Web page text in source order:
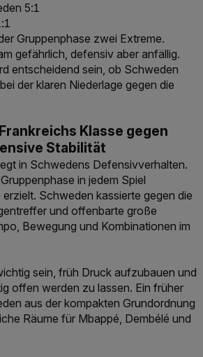
5:1
Gruppenphase zwei Extreme.
gefährlich, defensiv aber anfällig.
entscheidend sein, ob Schweden
der klaren Niederlage gegen die
Klasse gegen
Stabilität
in Schwedens Defensivverhalten.
in jedem Spiel
Schweden kassierte gegen die
und offenbarte große
Bewegung und Kombinationen im
sein, früh Druck aufzubauen und
offen werden zu lassen. Ein früher
aus der kompakten Grundordnung
Räume für Mbappé, Dembélé und